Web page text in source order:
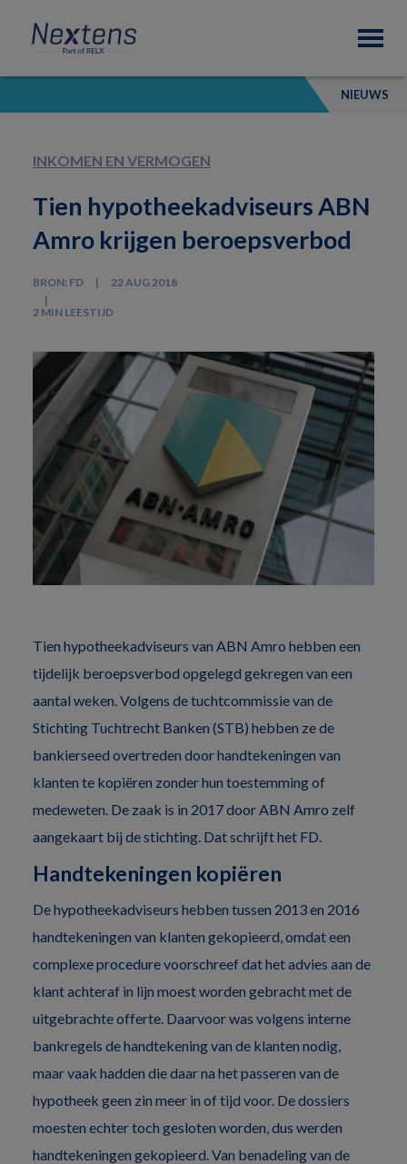
primary
navigation
content
footer
Nextens
Fiscaal
partner
van
NIEUWS
INKOMEN EN VERMOGEN
Tien hypotheekadviseurs ABN
Amro krijgen beroepsverbod
BRON: FD 22 AUG 2018
2 MIN LEESTIJD
Tien hypotheekadviseurs van ABN Amro hebben een
tijdelijk beroepsverbod opgelegd gekregen van een
aantal weken. Volgens de tuchtcommissie van de
Stichting Tuchtrecht Banken (STB) hebben ze de
bankierseed overtreden door handtekeningen van
klanten te kopiëren zonder hun toestemming of
medeweten. De zaak is in 2017 door ABN Amro zelf
aangekaart bij de stichting. Dat schrijft het FD.
Handtekeningen kopiëren
De hypotheekadviseurs hebben tussen 2013 en 2016
handtekeningen van klanten gekopieerd, omdat een
complexe procedure voorschreef dat het advies aan de
klant achteraf in lijn moest worden gebracht met de
uitgebrachte offerte. Daarvoor was volgens interne
bankregels de handtekening van de klanten nodig,
maar vaak hadden die daar na het passeren van de
hypotheek geen zin meer in of tijd voor. De dossiers
moesten echter toch gesloten worden, dus werden
handtekeningen gekopieerd. Van benadeling van de